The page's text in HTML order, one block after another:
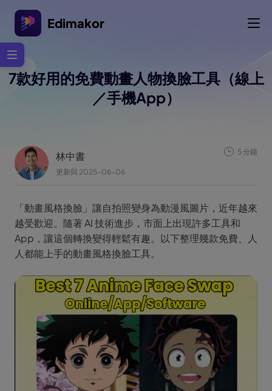
Edimakor
7款好用的免費動畫人物換臉工具（線上
／手機App）
林中書
更新與 2025-06-06
5 分鐘
「動畫風格換臉」讓自拍照變身為動漫風圖片，近年越來
越受歡迎。隨著 AI 技術進步，市面上出現許多工具和
App，讓這個轉換變得輕鬆有趣。以下整理幾款免費、人
人都能上手的動畫風格換臉工具。